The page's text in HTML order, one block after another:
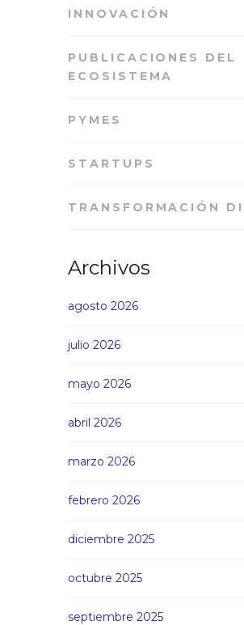
INNOVACIÓN
PUBLICACIONES DEL
ECOSISTEMA
PYMES
STARTUPS
TRANSFORMACIÓN
Archivos
agosto 2026
julio 2026
mayo 2026
abril 2026
marzo 2026
febrero 2026
diciembre 2025
octubre 2025
septiembre 2025